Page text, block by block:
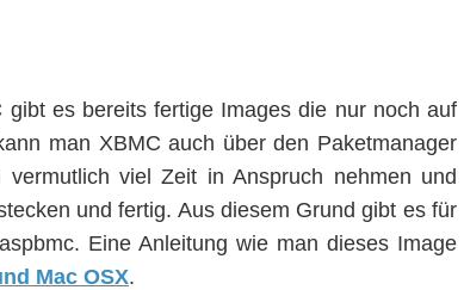
gibt es bereits fertige Images die nur noch auf
man XBMC auch über den Paketmanager
viel Zeit in Anspruch nehmen und
und fertig. Aus diesem Grund gibt es für
Eine Anleitung wie man dieses Image
Mac OSX.